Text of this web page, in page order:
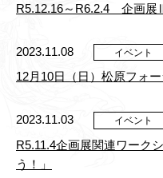
R5.12.16～R6.2.4 企画展
2023.11.08 イベント
12月10日（日）松原フォ
2023.11.03 イベント
R5.11.4企画展関連ワーク
う！」